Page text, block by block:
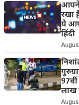
आपने
रखा
ये
हिंदी
लाख